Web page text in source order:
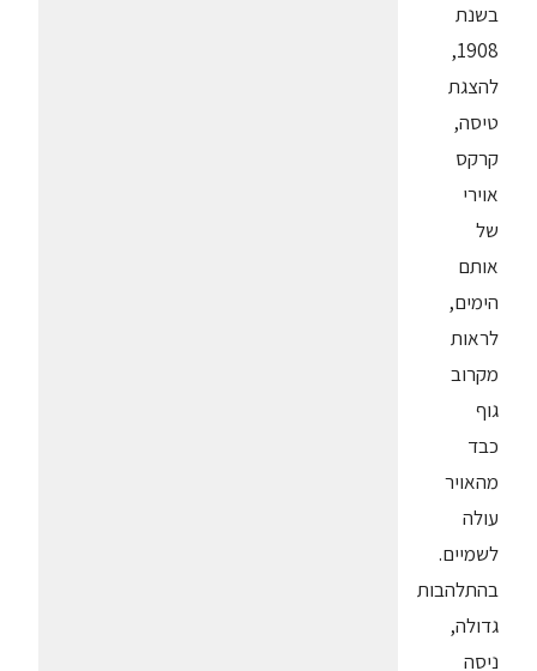
בשנת
1908,
להצגת
טיסה,
קרקס
אוירי
של
אותם
הימים,
לראות
מקרוב
גוף
כבד
מהאויר
עולה
לשמיים.
בהתלהבות
גדולה,
ניסה